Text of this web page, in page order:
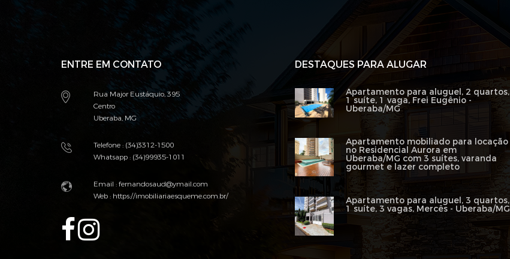
ENTRE EM CONTATO
Rua Major Eustáquio, 395
Centro
Uberaba, MG
Telefone : (34)3312-1500
Whatsapp : (34)99935-1011
Email : fernandosaud@ymail.com
Web : https://imobiliariaesqueme.com.br/
DESTAQUES PARA ALUGAR
Apartamento para aluguel, 2 quartos,
1 suíte, 1 vaga, Frei Eugênio -
Uberaba/MG
Apartamento mobiliado para locação
no Residencial Aurora em
Uberaba/MG com 3 suítes, varanda
gourmet e lazer completo
Apartamento para aluguel, 3 quartos,
1 suíte, 3 vagas, Mercês - Uberaba/MG